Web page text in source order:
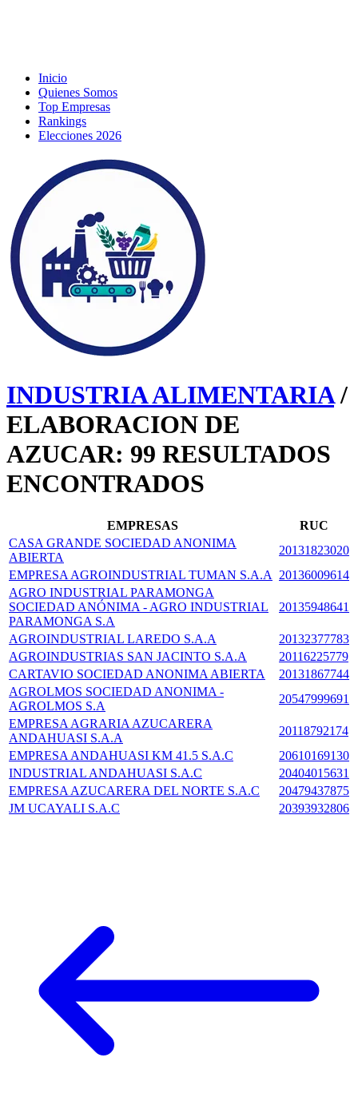
Inicio
Quienes Somos
Top Empresas
Rankings
Elecciones 2026
INDUSTRIA ALIMENTARIA/
ELABORACION DE
AZUCAR: 99 RESULTADOS
ENCONTRADOS
EMPRESAS
RUC
CASA GRANDE SOCIEDAD ANONIMA
ABIERTA
20131823020
EMPRESA AGROINDUSTRIAL TUMAN S.A.A
20136009614
AGRO INDUSTRIAL PARAMONGA
SOCIEDAD ANÓNIMA - AGRO INDUSTRIAL
PARAMONGA S.A
20135948641
AGROINDUSTRIAL LAREDO S.A.A
20132377783
AGROINDUSTRIAS SAN JACINTO S.A.A
20116225779
CARTAVIO SOCIEDAD ANONIMA ABIERTA
20131867744
AGROLMOS SOCIEDAD ANONIMA -
AGROLMOS S.A
20547999691
EMPRESA AGRARIA AZUCARERA
ANDAHUASI S.A.A
20118792174
EMPRESA ANDAHUASI KM 41.5 S.A.C
20610169130
INDUSTRIAL ANDAHUASI S.A.C
20404015631
EMPRESA AZUCARERA DEL NORTE S.A.C
20479437875
JM UCAYALI S.A.C
20393932806